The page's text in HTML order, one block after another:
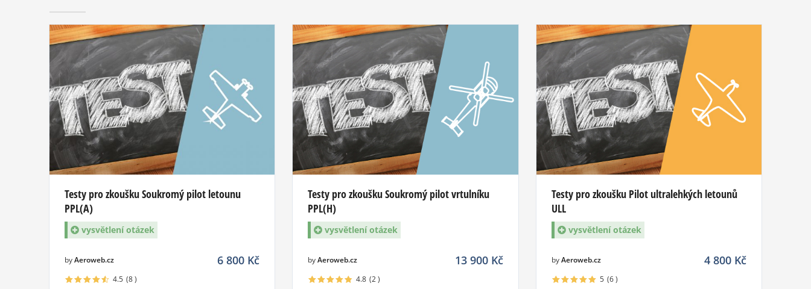
Testy pro zkoušku Soukromý pilot letounu
PPL(A)
vysvětlení otázek
byAeroweb.cz 6 800 Kč
4.5 (8)
Testy pro zkoušku Soukromý pilot vrtulníku
PPL(H)
vysvětlení otázek
byAeroweb.cz 13 900 Kč
4.8 (2)
Testy pro zkoušku Pilot ultralehkých letounů
ULL
vysvětlení otázek
byAeroweb.cz 4 800 Kč
5 (6)